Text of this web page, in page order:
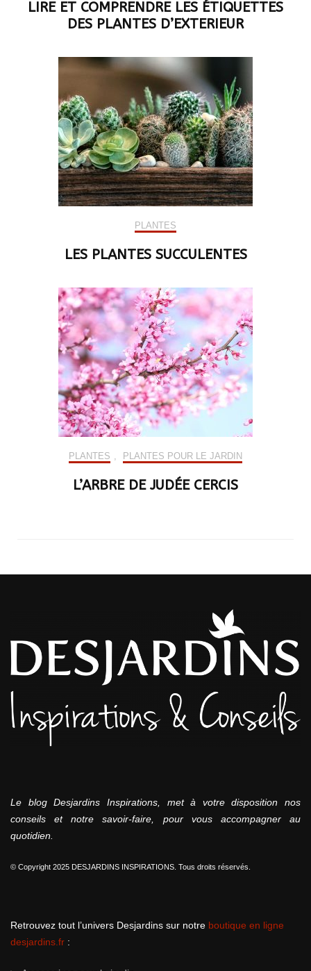
LIRE ET COMPRENDRE LES ÉTIQUETTES
DES PLANTES D’EXTERIEUR
PLANTES
LES PLANTES SUCCULENTES
PLANTES PLANTES POUR LE JARDIN
L’ARBRE DE JUDÉE CERCIS
Le blog Desjardins Inspirations, met à votre disposition nos
conseils et notre savoir-faire, pour vous accompagner au
quotidien.
© Copyright 2025 DESJARDINS INSPIRATIONS. Tous droits réservés.
Retrouvez tout l’univers Desjardins sur notre boutique en ligne
desjardins.fr :